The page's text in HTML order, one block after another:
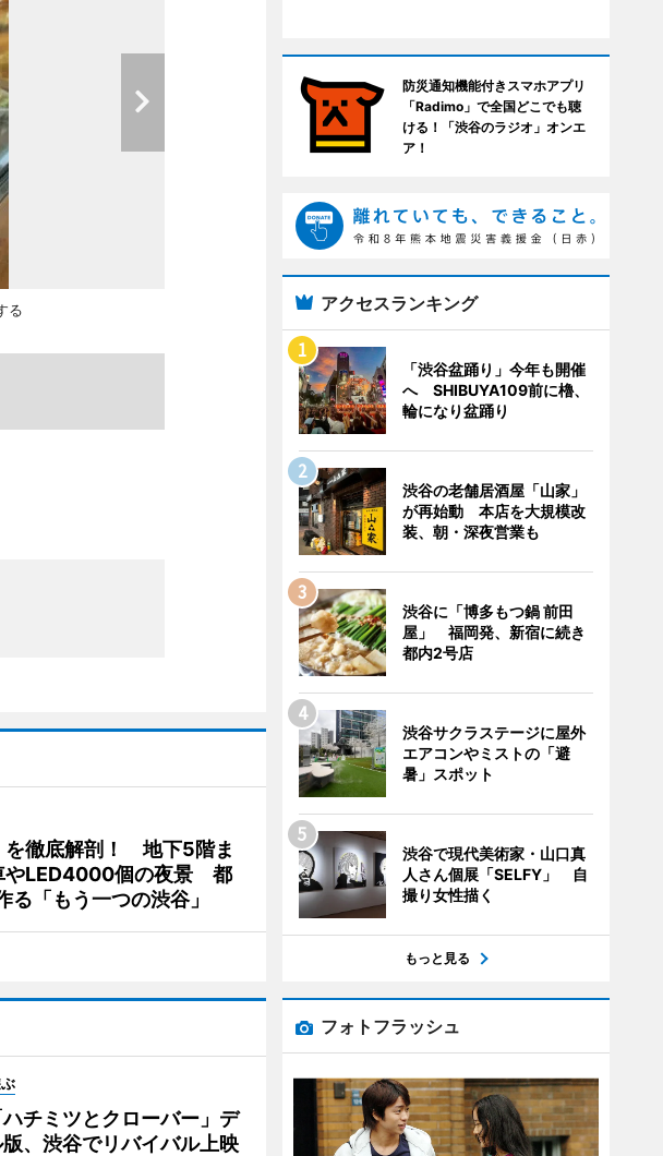
る
を徹底解剖！ 地下5階ま
やLED4000個の夜景 都
「もう一つの渋谷」
ハチミツとクローバー」デ
、渋谷でリバイバル上映
防災通知機能付きスマホアプリ
「Radimo」で全国どこでも聴
ける！「渋谷のラジオ」オンエ
ア！
アクセスランキング
「渋谷盆踊り」今年も開催
へ SHIBUYA109前に櫓、
輪になり盆踊り
渋谷の老舗居酒屋「山家」
が再始動 本店を大規模改
装、朝・深夜営業も
渋谷に「博多もつ鍋 前田
屋」 福岡発、新宿に続き
都内2号店
渋谷サクラステージに屋外
エアコンやミストの「避
暑」スポット
渋谷で現代美術家・山口真
人さん個展「SELFY」 自
撮り女性描く
もっと見る
フォトフラッシュ